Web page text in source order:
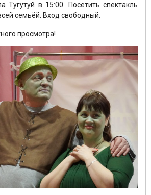
Тугутуй в 15:00. Посетить спектакль
семьёй. Вход свободный.
просмотра!